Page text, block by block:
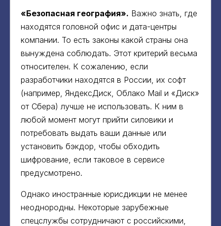
«Безопасная география». Важно знать, где
находятся головной офис и дата-центры
компании. То есть законы какой страны она
вынуждена соблюдать. Этот критерий весьма
относителен. К сожалению, если
разработчики находятся в России, их софт
(например, ЯндексДиск, ‎Облако Mail и «Диск»
от Сбера) лучше не использовать. К ним в
любой момент могут прийти силовики и
потребовать выдать ваши данные или
установить бэкдор, чтобы обходить
шифрование, если таковое в сервисе
предусмотрено.
Однако иностранные юрисдикции не менее
неоднородны. Некоторые зарубежные
спецслужбы сотрудничают с российскими,